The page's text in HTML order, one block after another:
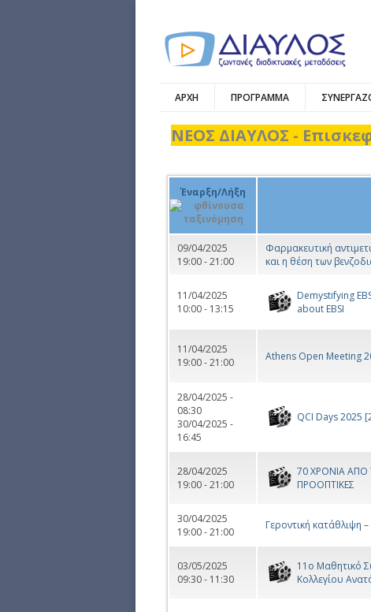
ΑΡΧΗ ΠΡΟΓΡΑΜΜΑ
ΝΕΟΣ ΔΙΑΥΛΟΣ -
Έναρξη/Λήξη
09/04/2025
19:00 - 21:00
Φαρμακευτική
και η θέση των
11/04/2025
10:00 - 13:15
Demystifying
about EBSI
11/04/2025
19:00 - 21:00
Athens Open Meeting
28/04/2025 -
08:30
30/04/2025 -
16:45
QCI Days 2025
28/04/2025
19:00 - 21:00
70 ΧΡΟΝΙΑ ΑΠΟ
ΠΡΟΟΠΤΙΚΕΣ
30/04/2025
19:00 - 21:00
Γεροντική κατάθλιψη
03/05/2025
09:30 - 11:30
11ο Μαθητικό
Κολλεγίου